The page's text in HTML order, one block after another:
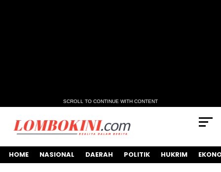
SCROLL TO CONTINUE WITH CONTENT
HOME NASIONAL DAERAH POLITIK HUKRIM